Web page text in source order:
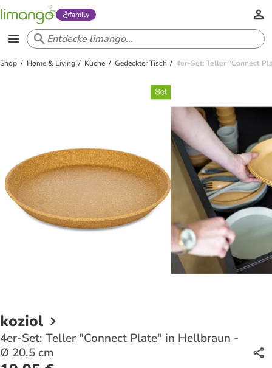
family
Shop Home & Living Küche Gedeckter Tisch 4er-Set: Teller "Connect
koziol
4er-Set: Teller "Connect Plate" in Hellbraun -
Ø 20,5 cm